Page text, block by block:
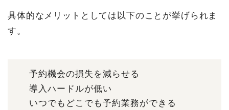
具体的なメリットとしては以下のことが挙げられま
す。
予約機会の損失を減らせる
導入ハードルが低い
いつでもどこでも予約業務ができる